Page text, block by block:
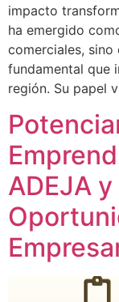
impacto
ha emergido
comerciales,
fundamental que
región. Su papel
ADEJA